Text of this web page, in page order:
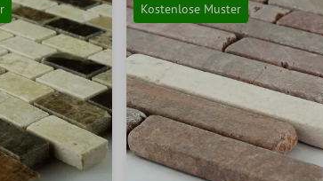
Kostenlose Muster